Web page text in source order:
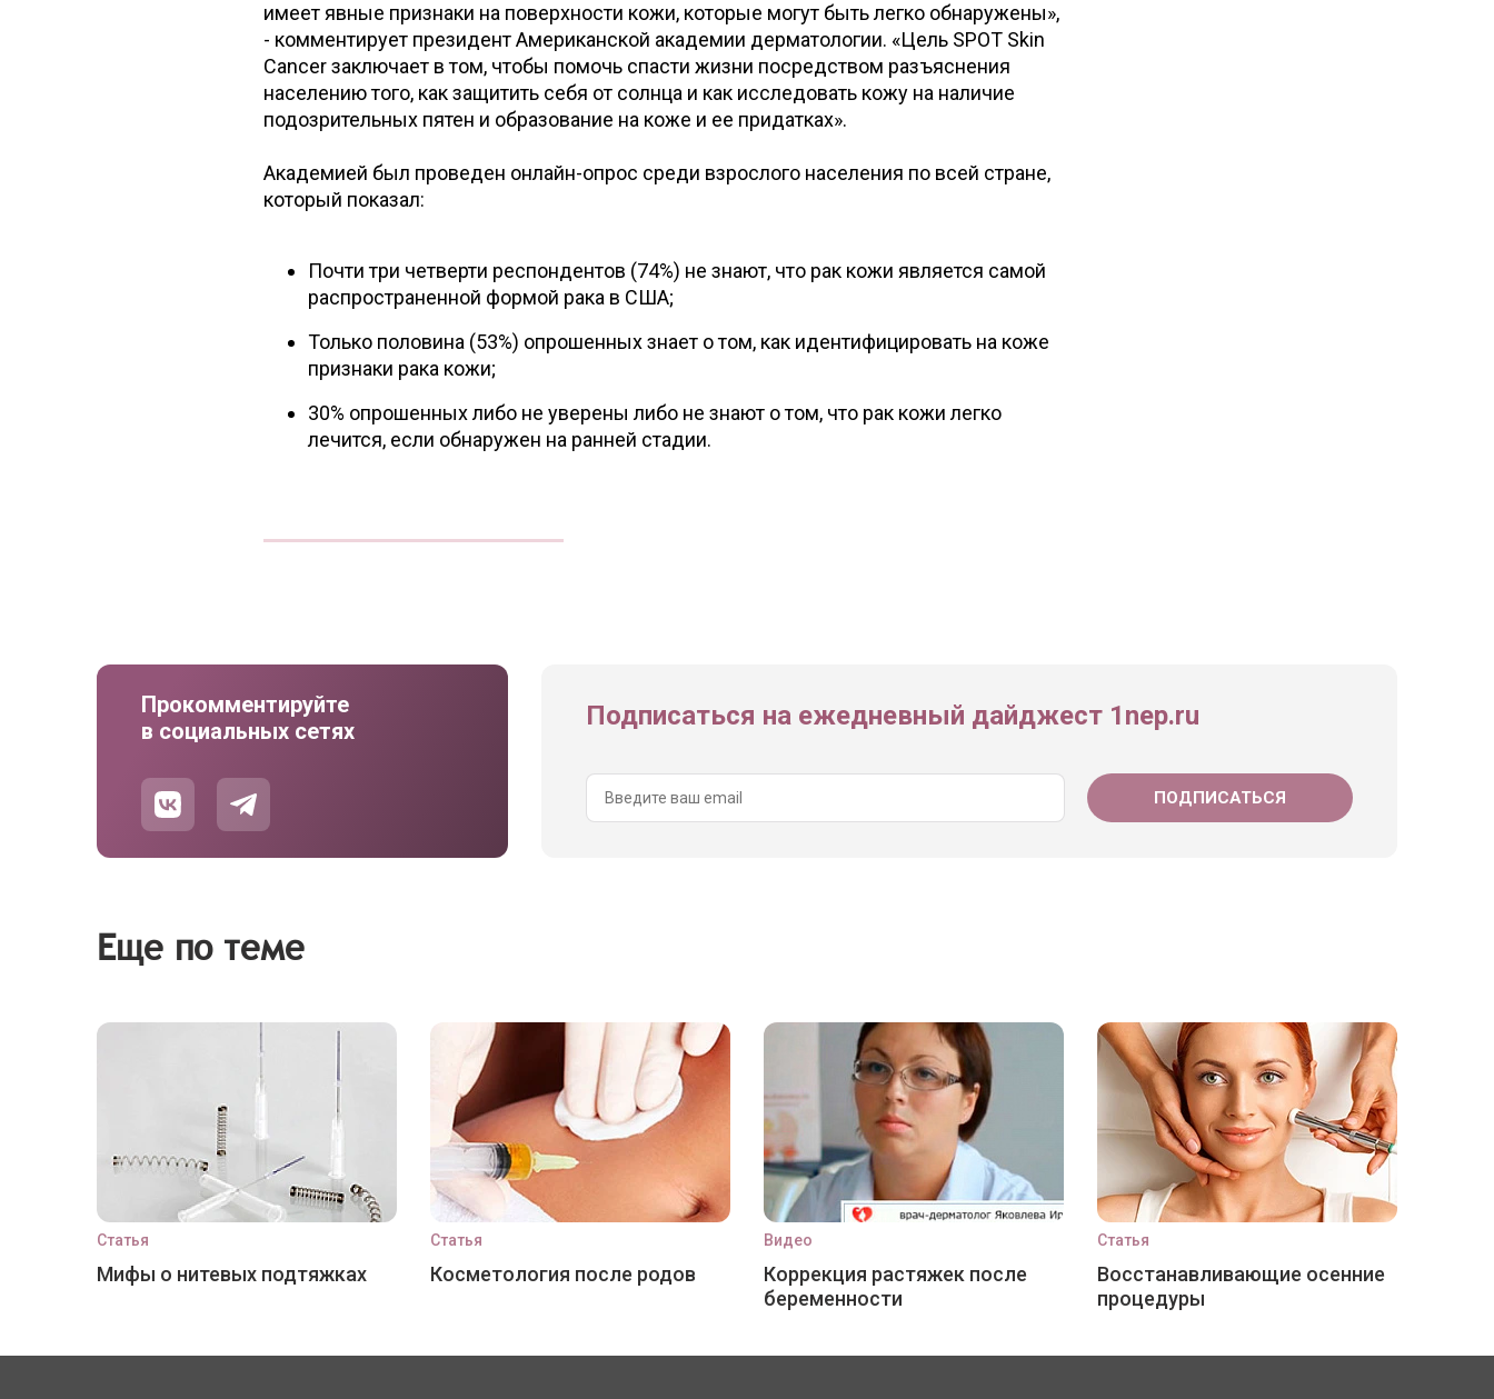
имеет явные признаки на поверхности кожи, которые могут быть легко обнаружены»,
- комментирует президент Американской академии дерматологии. «Цель SPOT Skin
Cancer заключает в том, чтобы помочь спасти жизни посредством разъяснения
населению того, как защитить себя от солнца и как исследовать кожу на наличие
подозрительных пятен и образование на коже и ее придатках».
Академией был проведен онлайн-опрос среди взрослого населения по всей стране,
который показал:
Почти три четверти респондентов (74%) не знают, что рак кожи является самой
распространенной формой рака в США;
Только половина (53%) опрошенных знает о том, как идентифицировать на коже
признаки рака кожи;
30% опрошенных либо не уверены либо не знают о том, что рак кожи легко
лечится, если обнаружен на ранней стадии.
Прокомментируйте
в социальных сетях
Подписаться на ежедневный дайджест 1nep.ru
Еще по теме
Статья
Мифы о нитевых подтяжках
Статья
Косметология после родов
Видео
Коррекция растяжек после
беременности
Статья
Восстанавливающие осенние
процедуры